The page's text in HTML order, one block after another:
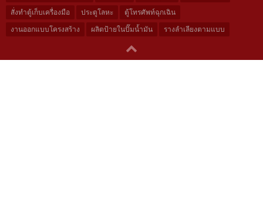
สั่งทำตู้เก็บเครื่องมือ ประตูโลหะ ตู้โทรศัพท์ฉุกเฉิน
งานออกแบบโครงสร้าง ผลิตป้ายในปั๊มน้ำมัน รางลำเลียงตามแบบ